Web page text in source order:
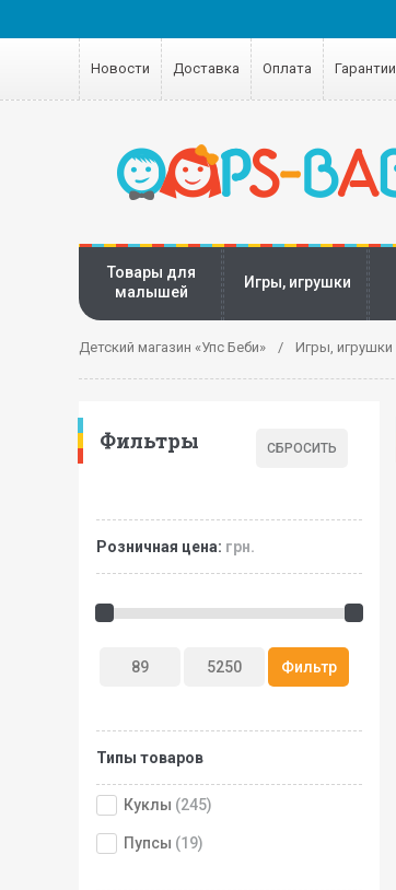
Новости Доставка Оплата Гарантии
Товары для
малышей
Игры, игрушки
Детский магазин «Упс Беби» Игры, игрушки
Фильтры
Розничная цена: грн.
Типы товаров
Куклы (245)
Пупсы (19)